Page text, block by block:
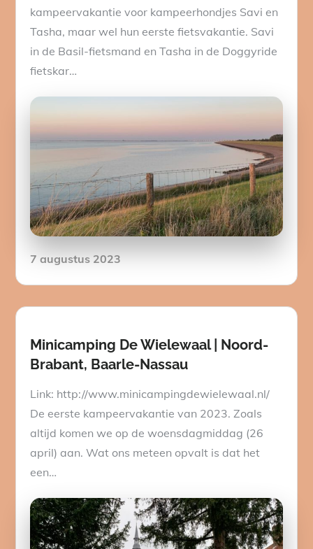
kampeervakantie voor kampeerhondjes Savi en
Tasha, maar wel hun eerste fietsvakantie. Savi
in de Basil-fietsmand en Tasha in de Doggyride
fietskar…
Posted
7 augustus 2023
Minicamping De Wielewaal | Noord-
Brabant, Baarle-Nassau
Link: http://www.minicampingdewielewaal.nl/
De eerste kampeervakantie van 2023. Zoals
altijd komen we op de woensdagmiddag (26
april) aan. Wat ons meteen opvalt is dat het
een…